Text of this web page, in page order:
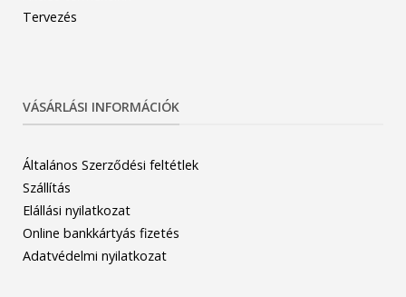
Tervezés
VÁSÁRLÁSI INFORMÁCIÓK
Általános Szerződési feltétlek
Szállítás
Elállási nyilatkozat
Online bankkártyás fizetés
Adatvédelmi nyilatkozat